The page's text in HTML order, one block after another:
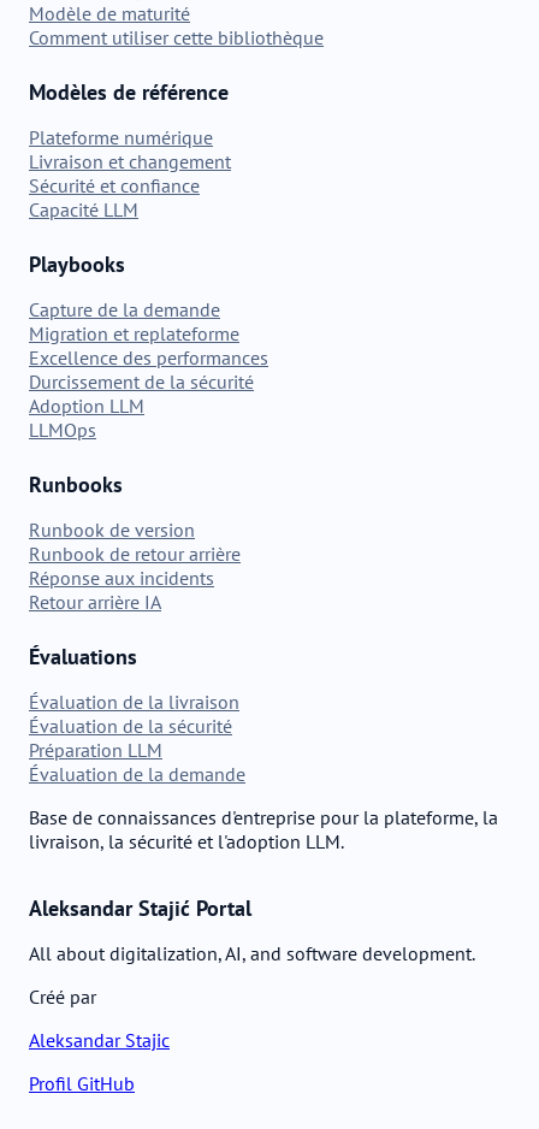
Modèle de maturité
Comment utiliser cette bibliothèque
Modèles de référence
Plateforme numérique
Livraison et changement
Sécurité et confiance
Capacité LLM
Playbooks
Capture de la demande
Migration et replateforme
Excellence des performances
Durcissement de la sécurité
Adoption LLM
LLMOps
Runbooks
Runbook de version
Runbook de retour arrière
Réponse aux incidents
Retour arrière IA
Évaluations
Évaluation de la livraison
Évaluation de la sécurité
Préparation LLM
Évaluation de la demande
Base de connaissances d'entreprise pour la plateforme, la
livraison, la sécurité et l'adoption LLM.
Aleksandar Stajić Portal
All about digitalization, AI, and software development.
Créé par
Aleksandar Stajic
Profil GitHub